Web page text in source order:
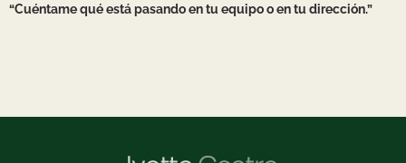
“Cuéntame qué está pasando en tu equipo o en tu dirección.”